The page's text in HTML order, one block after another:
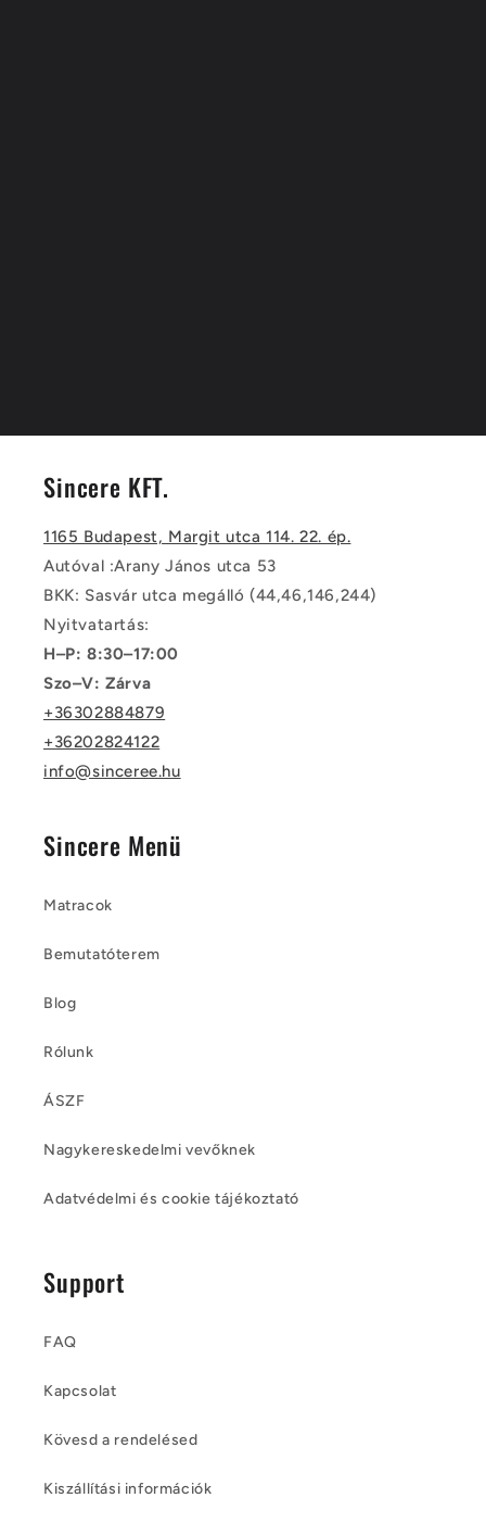
Sincere KFT.
1165 Budapest, Margit utca 114. 22. ép.
Autóval :Arany János utca 53
BKK: Sasvár utca megálló (44,46,146,244)
Nyitvatartás:
H–P: 8:30–17:00
Szo–V: Zárva
+36302884879
+36202824122
info@sinceree.hu
Sincere Menü
Matracok
Bemutatóterem
Blog
Rólunk
ÁSZF
Nagykereskedelmi vevőknek
Adatvédelmi és cookie tájékoztató
Support
FAQ
Kapcsolat
Kövesd a rendelésed
Kiszállítási információk